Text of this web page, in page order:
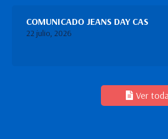
COMUNICADO JEANS DAY CAS
22 julio, 2026
Ver